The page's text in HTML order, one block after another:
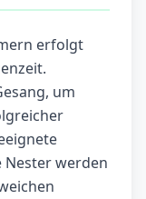
erfolgt
um
Nester werden